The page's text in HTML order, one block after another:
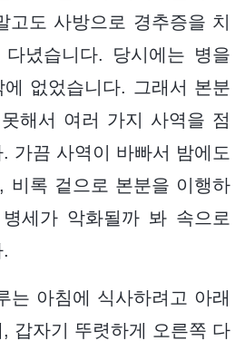
고도 사방으로 경추증을 치
녔습니다. 당시에는 병을
에 없었습니다. 그래서 본분
해서 여러 가지 사역을 점
가끔 사역이 바빠서 밤에도
비록 겉으로 본분을 이행하
세가 악화될까 봐 속으로
는 아침에 식사하려고 아래
갑자기 뚜렷하게 오른쪽 다